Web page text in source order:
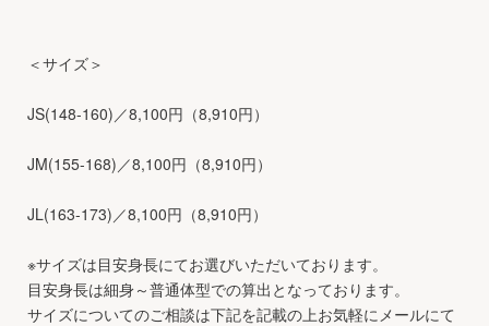
＜サイズ＞
JS(148-160)／8,100円（8,910円）
JM(155-168)／8,100円（8,910円）
JL(163-173)／8,100円（8,910円）
※サイズは目安身長にてお選びいただいております。
目安身長は細身～普通体型での算出となっております。
サイズについてのご相談は下記を記載の上お気軽にメールにて